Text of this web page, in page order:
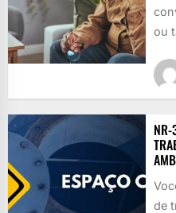
ou
NR-
de